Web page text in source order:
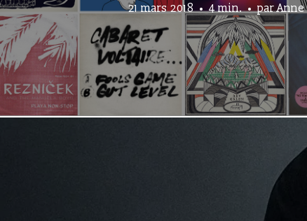
21 mars 2018 4 min. par